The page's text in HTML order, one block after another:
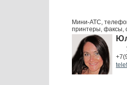
Мини-АТС,
принтеры, факсы,